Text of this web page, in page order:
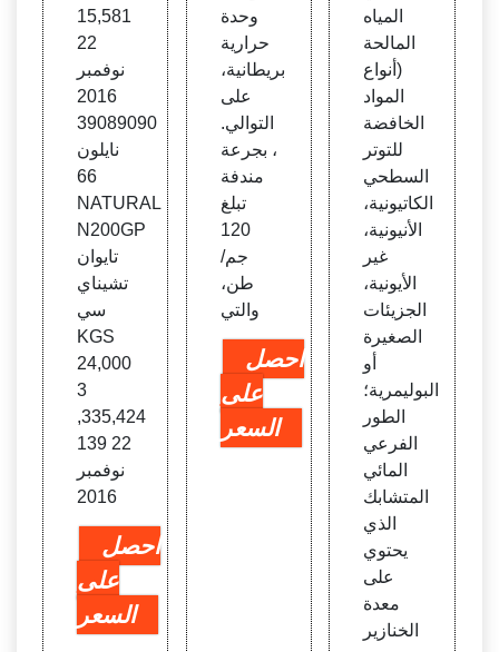
15,581
22
نوفمبر
2016
39089090
نايلون
66
NATURAL
N200GP
تايوان
تشيناي
سي
KGS
24,000
3
,335,424
139 22
نوفمبر
2016
احصل
على
السعر
وحدة
حرارية
بريطانية،
على
التوالي.
، بجرعة
مندفة
تبلغ
120
جم/
طن،
والتي
احصل
على
السعر
المياه
المالحة
(أنواع
المواد
الخافضة
للتوتر
السطحي
الكاتيونية،
الأنيونية،
غير
الأيونية،
الجزيئات
الصغيرة
أو
البوليمرية؛
الطور
الفرعي
المائي
المتشابك
الذي
يحتوي
على
معدة
الخنازير